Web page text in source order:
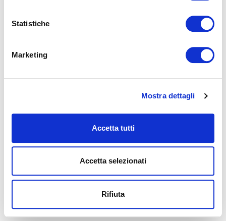
Statistiche
Marketing
Mostra dettagli
Accetta tutti
Accetta selezionati
Rifiuta